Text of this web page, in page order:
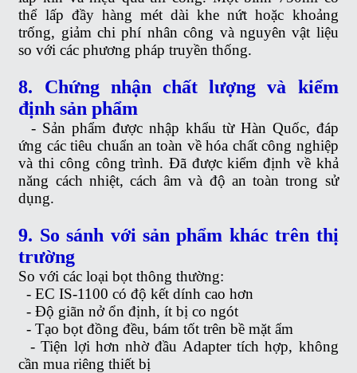
thể lấp đầy hàng mét dài khe nứt hoặc khoảng
trống, giảm chi phí nhân công và nguyên vật liệu
so với các phương pháp truyền thống.
8. Chứng nhận chất lượng và kiểm
định sản phẩm
- Sản phẩm được nhập khẩu từ Hàn Quốc, đáp
ứng các tiêu chuẩn an toàn về hóa chất công nghiệp
và thi công công trình. Đã được kiểm định về khả
năng cách nhiệt, cách âm và độ an toàn trong sử
dụng.
9. So sánh với sản phẩm khác trên thị
trường
So với các loại bọt thông thường:
-EC IS-1100 có độ kết dính cao hơn
-Độ giãn nở ổn định, ít bị co ngót
-Tạo bọt đồng đều, bám tốt trên bề mặt ẩm
-Tiện lợi hơn nhờ đầu Adapter tích hợp, không
cần mua riêng thiết bị